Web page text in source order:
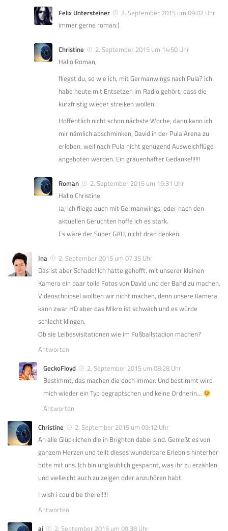
Felix Untersteiner
2. September 2015 um 09:02 Uhr
immer gerne roman:)
Christine
2. September 2015 um 14:50 Uhr
Hallo Roman,
fliegst du, so wie ich, mit Germanwings nach Pula? Ich
habe heute mit Entsetzen im Radio gehört, dass die
kurzfristig wieder streiken wollen.
Hoffentlich nicht schon nächste Woche, dann kann ich
mir nämlich abschminken, David in der Pula Arena zu
erleben, weil nach Pula nicht genügend Ausweichflüge
angeboten werden. Ein grauenhafter Gedanke!!!!!!
Roman
2. September 2015 um 19:31 Uhr
Hallo Christine.
Ja, ich fliege auch mit Germanwings, oder nach den
aktuellen Gerüchten hoffe ich es stark.
Es wäre der Super GAU, nicht dran denken.
Ina
2. September 2015 um 07:35 Uhr
Das ist aber Schade! Ich hatte gehofft, mit unserer kleinen
Kamera ein paar tolle Fotos von David und der Band zu machen.
Videoschnipsel wollten wir nicht machen, denn unsere Kamera
kann zwar HD aber das Mikro ist schwach und es würde
schlecht klingen.
Ob sie Leibesvisitationen wie im Fußballstadion machen?
Antworten
GeckoFloyd
2. September 2015 um 08:28 Uhr
Bestimmt, das machen die doch immer. Und bestimmt wird
mich wieder ein Typ begraptschen und keine Ordnerin…
Antworten
Christine
2. September 2015 um 09:12 Uhr
An alle Glücklichen die in Brighton dabei sind. Genießt es von
ganzem Herzen und teilt dieses wunderbare Erlebnis hinterher
bitte mit uns. Ich bin unglaublich gespannt, was ihr zu erzählen
und vielleicht auch zu zeigen oder anzuhören habt.
I wish i could be there!!!!!
Antworten
aj
2. September 2015 um 09:38 Uhr